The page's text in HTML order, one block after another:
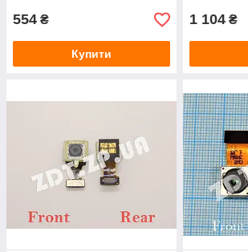
554 ₴
Купити
1 104 ₴